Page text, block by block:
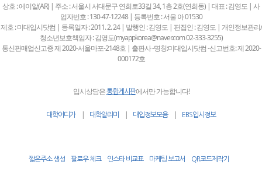
상호 : 에이알(AR) | 주소 : 서울시 서대문구 연희로33길 34, 1층 2호(연희동) | 대표 : 김영도 | 사
업자번호 : 130-47-12248 | 등록번호 : 서울 아 01530
제호 : 미대입시닷컴 | 등록일자 : 2011. 2. 24 | 발행인 : 김영도 | 편집인 : 김영도 | 개인정보관리/
청소년보호책임자 : 김영도(myappkorea@naver.com 02-333-3255)
통신판매업신고증 제 2020-서울마포-2148호 | 출판사 -명칭:미대입시닷컴 -신고번호: 제 2020-
000172호
입시상담은통합게시판에서만 가능합니다!
대학어디가| 대학알리미 | 대입정보모음| EBS입시정보
짧은주소 생성 팔로우 체크 인스타 비교표 마케팅 보고서 QR코드제작기